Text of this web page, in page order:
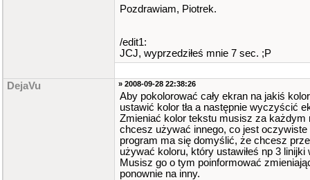
Pozdrawiam, Piotrek.
/edit1:
JCJ, wyprzedziłeś mnie 7 sec. ;P
DejaVu » 2008-09-28 22:38:26
Aby pokolorować cały ekran na jakiś
ustawić kolor tła a następnie wyczyścić
Zmieniać kolor tekstu musisz za każdym
chcesz używać innego, co jest oczywiste
program ma się domyślić, że chcesz
używać koloru, który ustawiłeś np 3 linijki
Musisz go o tym poinformować
ponownie na inny.